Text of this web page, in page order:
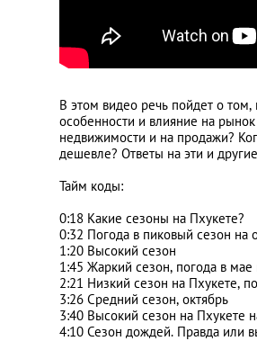
В этом видео речь пойдет о
особенности и влияние на
недвижимости и на продажи?
дешевле? Ответы на эти и
Тайм коды:
0:18 Какие сезоны на Пхукете?
0:32 Погода в пиковый сезон на
1:20 Высокий сезон
1:45 Жаркий сезон, погода в мае
2:21 Низкий сезон на Пхукете,
3:26 Средний сезон, октябрь
3:40 Высокий сезон на Пхукете
4:10 Сезон дождей. Правда или